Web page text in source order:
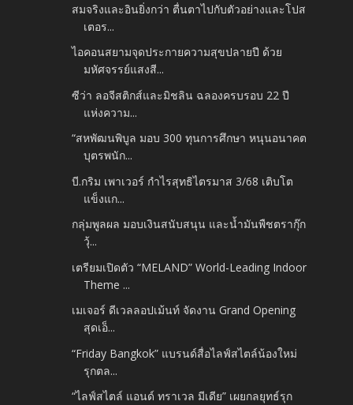
สมจริงและอินยิ่งกว่า ตื่นตาไปกับตัวอย่างและโปส
เตอร...
ไอคอนสยามจุดประกายความสุขปลายปี ด้วย
มหัศจรรย์แสงสี...
ซีว่า ลอจีสติกส์และมิชลิน ฉลองครบรอบ 22 ปี
แห่งความ...
“สหพัฒนพิบูล มอบ 300 ทุนการศึกษา หนุนอนาคต
บุตรพนัก...
บี.กริม เพาเวอร์ กำไรสุทธิไตรมาส 3/68 เติบโต
แข็งแก...
กลุ่มพูลผล มอบเงินสนับสนุน และน้ำมันพืชตรากุ๊ก
วุ้...
เตรียมเปิดตัว “MELAND” World-Leading Indoor
Theme ...
เมเจอร์ ดีเวลลอปเม้นท์ จัดงาน Grand Opening
สุดเอ็...
“Friday Bangkok” แบรนด์สื่อไลฟ์สไตล์น้องใหม่
รุกตล...
“ไลฟ์สไตล์ แอนด์ ทราเวล มีเดีย” เผยกลยุทธ์รุก